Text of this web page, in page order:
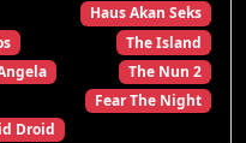
Haus Akan Seks
The Island
The Nun 2
Fear The Night
Droid